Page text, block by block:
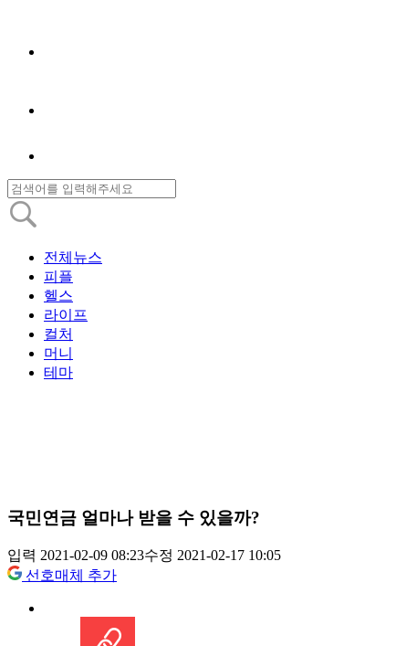
전체뉴스
피플
헬스
라이프
컬처
머니
테마
국민연금 얼마나 받을 수 있을까?
입력 2021-02-09 08:23수정 2021-02-17 10:05
선호매체 추가